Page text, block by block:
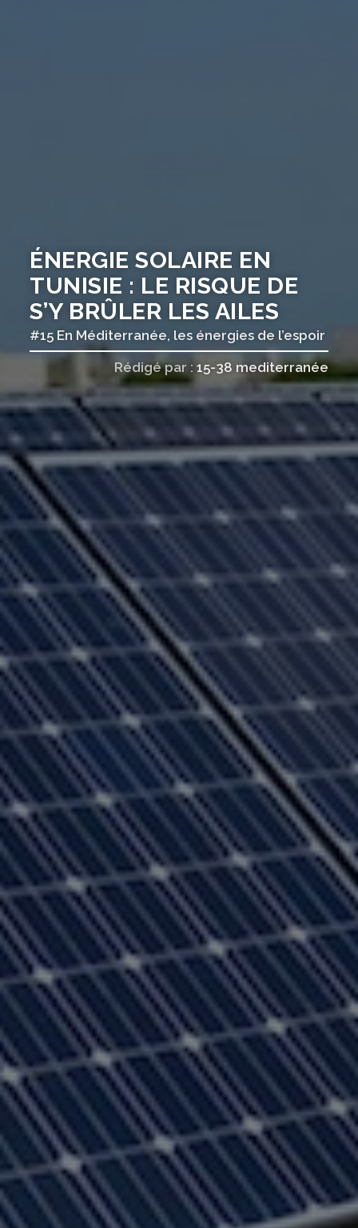
ÉNERGIE SOLAIRE EN
TUNISIE : LE RISQUE DE
S’Y BRÛLER LES AILES
#15 En Méditerranée, les énergies de l’espoir
Rédigé par : 15-38 mediterranée